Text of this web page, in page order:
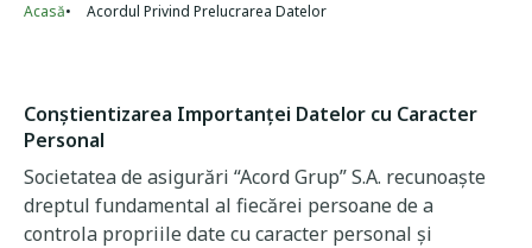
Breadcrumb
Acasă Acordul Privind Prelucrarea Datelor
Conștientizarea Importanței Datelor cu Caracter
Personal
Societatea de asigurări “Acord Grup” S.A. recunoaște
dreptul fundamental al fiecărei persoane de a
controla propriile date cu caracter personal și